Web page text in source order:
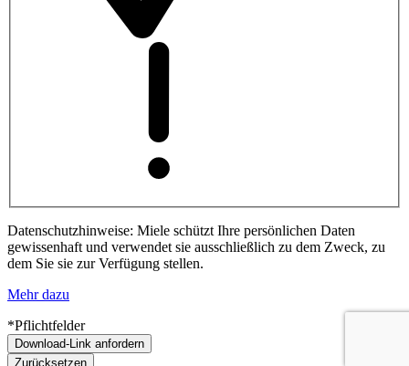
Datenschutzhinweise: Miele schützt Ihre persönlichen Daten
gewissenhaft und verwendet sie ausschließlich zu dem Zweck, zu
dem Sie sie zur Verfügung stellen.
Mehr dazu
*Pflichtfelder